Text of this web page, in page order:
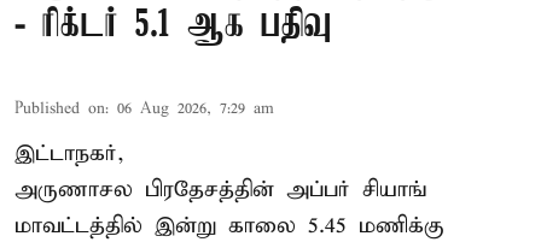
- ரிக்டர் 5.1 ஆக பதிவு
Published on: 06 Aug 2026, 7:29 am
இட்டாநகர்,
அருணாசல பிரதேசத்தின் அப்பர் சியாங்
மாவட்டத்தில் இன்று காலை 5.45 மணிக்கு